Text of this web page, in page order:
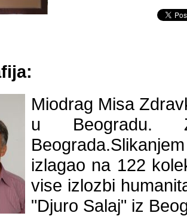
Miodrag Misa
u Beogradu.
izlagao na 122
vise izlozbi
"Djuro Salaj" iz